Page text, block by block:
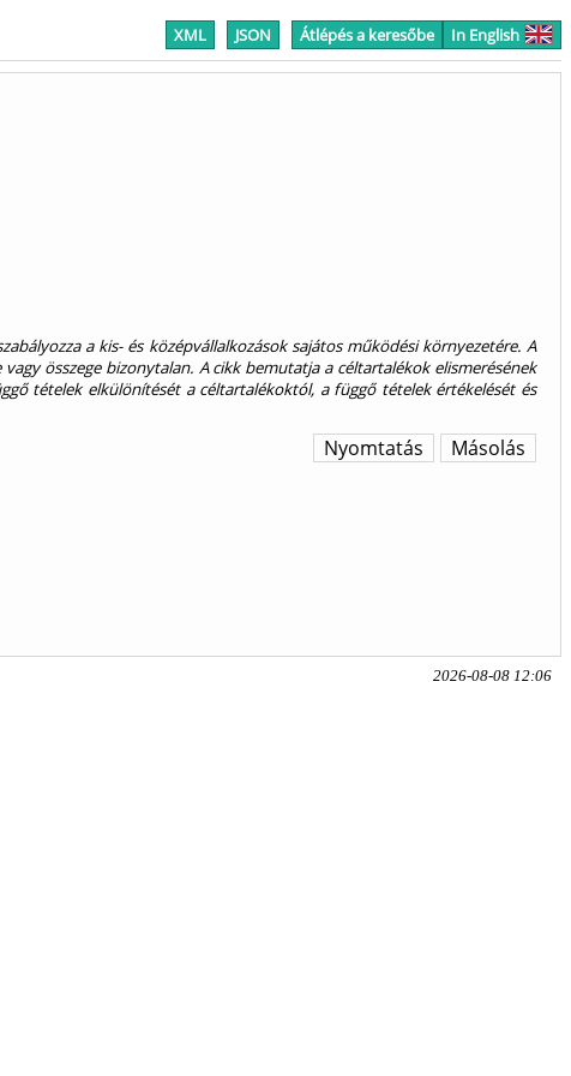
XML JSON Átlépés a keresőbe In English
a kis- és középvállalkozások sajátos működési környezetére. A
összege bizonytalan. A cikk bemutatja a céltartalékok elismerésének
tételek elkülönítését a céltartalékoktól, a függő tételek értékelését és
Másolás
Nyomtatás
2026-08-08 12:06